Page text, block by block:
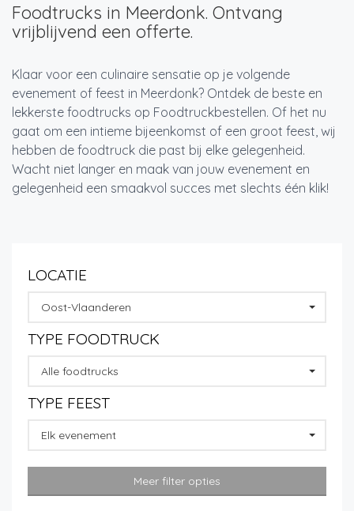
Foodtrucks in Meerdonk. Ontvang
vrijblijvend een offerte.
Klaar voor een culinaire sensatie op je volgende
evenement of feest in Meerdonk? Ontdek de beste en
lekkerste foodtrucks op Foodtruckbestellen. Of het nu
gaat om een intieme bijeenkomst of een groot feest, wij
hebben de foodtruck die past bij elke gelegenheid.
Wacht niet langer en maak van jouw evenement en
gelegenheid een smaakvol succes met slechts één klik!
LOCATIE
Oost-Vlaanderen
TYPE FOODTRUCK
Alle foodtrucks
TYPE FEEST
Elk evenement
Meer filter opties